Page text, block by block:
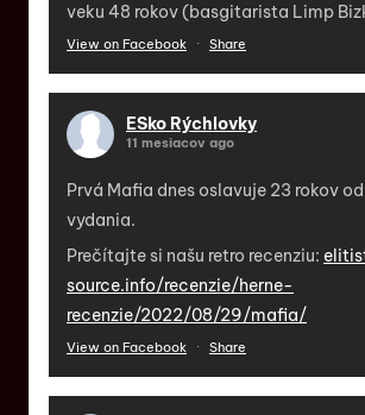
veku 48 rokov (basgitarista Limp
View on Facebook · Share
ESko Rýchlovky
11 mesiacov ago
Prvá Mafia dnes oslavuje 23 rokov
vydania.
Prečítajte si našu retro recenziu:
source.info/recenzie/herne-
recenzie/2022/08/29/mafia/
View on Facebook · Share